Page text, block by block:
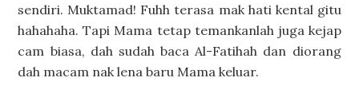
sendiri. Muktamad! Fuhh terasa mak hati kental gitu
hahahaha. Tapi Mama tetap temankanlah juga kejap
cam biasa, dah sudah baca Al-Fatihah dan diorang
dah macam nak lena baru Mama keluar.